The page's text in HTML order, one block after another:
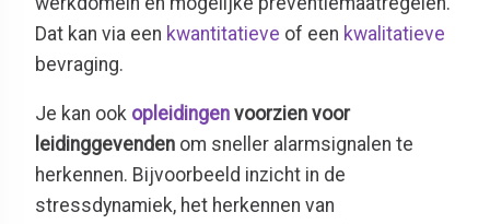
Dat kan via een kwantitatieve of een kwalitatieve
bevraging.
Je kan ook opleidingen voorzien voor
leidinggevenden om sneller alarmsignalen te
herkennen. Bijvoorbeeld inzicht in de
stressdynamiek, het herkennen van